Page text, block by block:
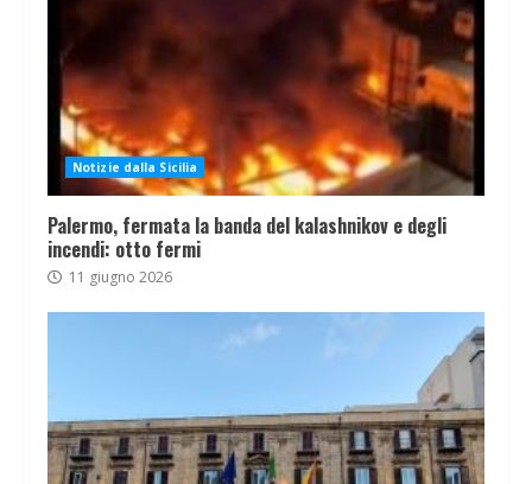
Notizie dalla Sicilia
Palermo, fermata la banda del kalashnikov e degli
incendi: otto fermi
11 giugno 2026